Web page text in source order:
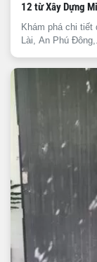
12 từ Xây Dựng
Khám phá chi
Lài, An Phú